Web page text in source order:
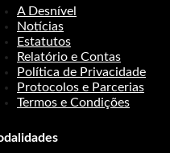
A Desnível
Notícias
Estatutos
Relatório e Contas
Política de Privacidade
Protocolos e Parcerias
Termos e Condições